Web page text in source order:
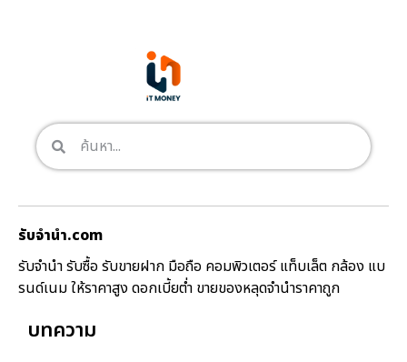
รับจํานํา.com
รับจำนำ รับซื้อ รับขายฝาก มือถือ คอมพิวเตอร์ แท็บเล็ต กล้อง แบ
รนด์เนม ให้ราคาสูง ดอกเบี้ยต่ำ ขายของหลุดจำนำราคาถูก
บทความ